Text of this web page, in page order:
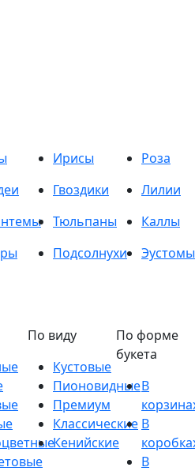
Ирисы
Роза
Гвоздики
Лилии
Тюльпаны
Каллы
Подсолнухи
Эустомы
По виду
Кустовые
Пионовидные
Премиум
Классические
Кенийские
По форме
букета
В
В
В